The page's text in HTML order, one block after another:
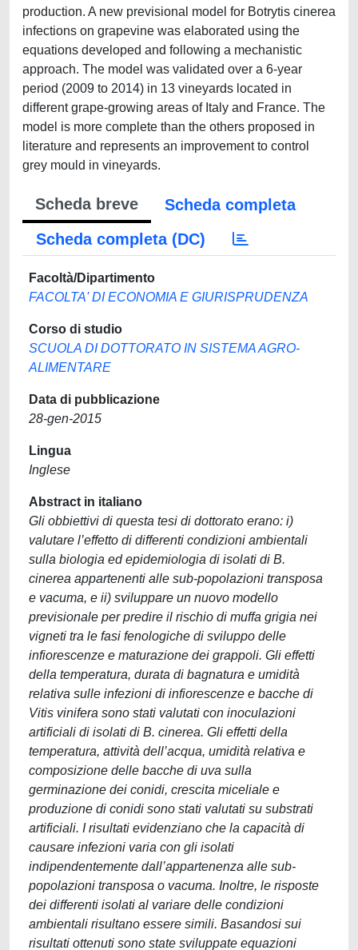
production. A new previsional model for Botrytis cinerea
infections on grapevine was elaborated using the
equations developed and following a mechanistic
approach. The model was validated over a 6-year
period (2009 to 2014) in 13 vineyards located in
different grape-growing areas of Italy and France. The
model is more complete than the others proposed in
literature and represents an improvement to control
grey mould in vineyards.
Scheda breve
Scheda completa
Scheda completa (DC)
Facoltà/Dipartimento
FACOLTA' DI ECONOMIA E GIURISPRUDENZA
Corso di studio
SCUOLA DI DOTTORATO IN SISTEMA AGRO-
ALIMENTARE
Data di pubblicazione
28-gen-2015
Lingua
Inglese
Abstract in italiano
Gli obbiettivi di questa tesi di dottorato erano: i)
valutare l’effetto di differenti condizioni ambientali
sulla biologia ed epidemiologia di isolati di B.
cinerea appartenenti alle sub-popolazioni transposa
e vacuma, e ii) sviluppare un nuovo modello
previsionale per predire il rischio di muffa grigia nei
vigneti tra le fasi fenologiche di sviluppo delle
infiorescenze e maturazione dei grappoli. Gli effetti
della temperatura, durata di bagnatura e umidità
relativa sulle infezioni di infiorescenze e bacche di
Vitis vinifera sono stati valutati con inoculazioni
artificiali di isolati di B. cinerea. Gli effetti della
temperatura, attività dell’acqua, umidità relativa e
composizione delle bacche di uva sulla
germinazione dei conidi, crescita miceliale e
produzione di conidi sono stati valutati su substrati
artificiali. I risultati evidenziano che la capacità di
causare infezioni varia con gli isolati
indipendentemente dall’appartenenza alle sub-
popolazioni transposa o vacuma. Inoltre, le risposte
dei differenti isolati al variare delle condizioni
ambientali risultano essere simili. Basandosi sui
risultati ottenuti sono state sviluppate equazioni